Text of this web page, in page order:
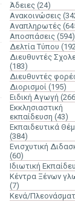
Άδειες (24)
Ανακοινώσεις
Αναπληρωτές
Αποσπάσεις (594)
Δελτία Τύπου
Διευθυντές
(183)
Διευθυντές
Διορισμοί (195)
Ειδική Αγωγή
Εκκλησιαστική
εκπαίδευση (43)
Εκπαιδευτικά
(384)
Ενισχυτική
(60)
Ιδιωτική
Κέντρα Ξένων
(7)
Κενά/